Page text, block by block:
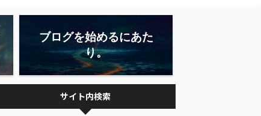
ブログを始めるにあた
り。
サイト内検索